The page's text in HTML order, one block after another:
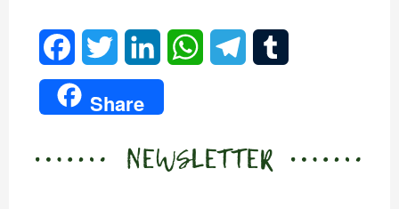
a
c
e
w
i
i
n
k
W
t e b
Share
NEWSLETTER